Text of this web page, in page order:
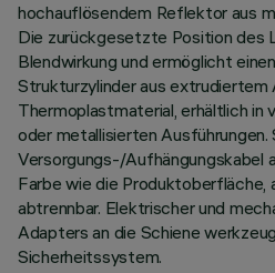
hochauflösendem Reflektor aus
Die zurückgesetzte Position des
Blendwirkung und ermöglicht
Strukturzylinder aus extrudiertem
Thermoplastmaterial, erhältlich in
oder metallisierten Ausführungen.
Versorgungs-/Aufhängungskabel
Farbe wie die Produktoberfläche,
abtrennbar. Elektrischer und
Adapters an die Schiene
Sicherheitssystem.